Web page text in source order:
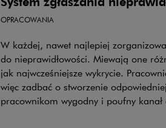
OPRACOWANIA
W każdej, nawet najlepiej
do nieprawidłowości. Miewają one
jak najwcześniejsze wykrycie.
więc zadbać o stworzenie
pracownikom wygodny i poufny kanał